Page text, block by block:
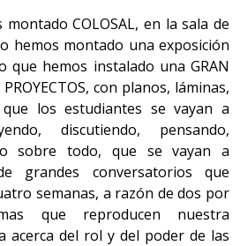
montado COLOSAL, en la sala de
hemos montado una exposición
que hemos instalado una GRAN
con planos, láminas,
los estudiantes se vayan a
discutiendo, pensando,
sobre todo, que se vayan a
grandes conversatorios que
semanas, a razón de dos por
que reproducen nuestra
acerca del rol y del poder de las